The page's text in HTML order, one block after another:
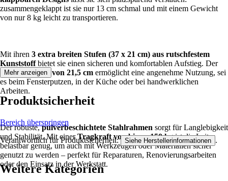
zusammengeklappt ist sie nur 13 cm schmal und mit einem Gewicht
von nur 8 kg leicht zu transportieren.
Mit ihren 3 extra breiten Stufen (37 x 21 cm) aus rutschfestem
Kunststoffbietet sie einen sicheren und komfortablen Aufstieg. Der
Stufenabstand von 21,5 cm ermöglicht eine angenehme Nutzung, sei
es beim Fensterputzen, in der Küche oder bei handwerklichen
Arbeiten.
Der robuste,pulverbeschichtete Stahlrahmen sorgt für Langlebigkeit
und Stabilität. Mit einerTragkraft von bis zu 150 kgist die Leiter
belastbar genug, um auch mit Werkzeugen oder Materialien sicher
genutzt zu werden – perfekt für Reparaturen, Renovierungsarbeiten
oder den Einsatz in der Werkstatt.
Mehr anzeigen
Produktsicherheit
Bereich überspringen
Verantwortlich für Produktsicherheit: Siehe Herstellerinformationen .
Weitere Kategorien